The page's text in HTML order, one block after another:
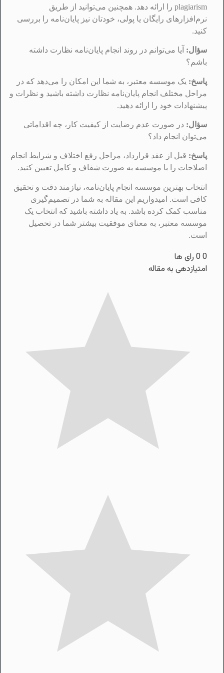
plagiarism را ارائه دهد. همچنین می‌توانید از طریق
نرم‌افزارهای رایگان یا پولی، خودتان نیز پایان‌نامه را بررسی
کنید.
سؤال: آیا می‌توانم در روند انجام پایان‌نامه نظارت داشته
باشم؟
پاسخ: یک موسسه معتبر، به شما این امکان را می‌دهد که در
مراحل مختلف انجام پایان‌نامه نظارت داشته باشید و نظرات و
پیشنهادات خود را ارائه دهید.
سؤال: در صورت عدم رضایت از کیفیت کار، چه اقداماتی
می‌توان انجام داد؟
پاسخ: قبل از عقد قرارداد، مراحل رفع اختلاف و شرایط انجام
اصلاحات را با موسسه به صورت شفاف و کامل تعیین کنید.
انتخاب بهترین موسسه انجام پایان‌نامه، نیازمند دقت و تحقیق
کافی است. امیدواریم این مقاله به شما در تصمیم‌گیری
مناسب کمک کرده باشد. به یاد داشته باشید که انتخاب یک
موسسه معتبر، به‌ معنای موفقیت بیشتر شما در تحصیل
است.
0
0 رای ها
امتیازدهی به مقاله